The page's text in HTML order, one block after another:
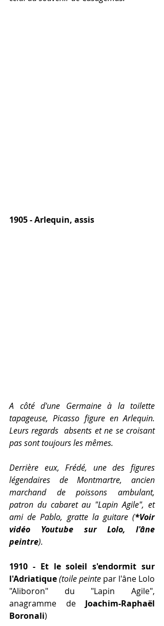
1905 - Arlequin, assis
A côté d'une Germaine à la toilette
tapageuse, Picasso figure en Arlequin.
Leurs regards  absents et ne se croisant
pas sont toujours les mêmes.
Derrière eux, Frédé, une des figures
légendaires de Montmartre, ancien
marchand de poissons ambulant,
patron du cabaret au "Lapin Agile", et
ami de Pablo, gratte la guitare (*Voir
vidéo Youtube sur Lolo, l'âne
peintre).
1910 - Et le soleil s'endormit sur
l'Adriatique (toile peinte par l'âne Lolo
"Aliboron" du "Lapin Agile",
anagramme de Joachim-Raphaël
Boronali)